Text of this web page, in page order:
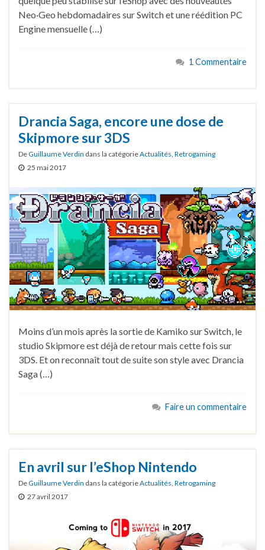
Neo·Geo hebdomadaires sur Switch et une réédition PC
Engine mensuelle (…)
1 Commentaire
Drancia Saga, encore une dose de
Skipmore sur 3DS
DeGuillaume Verdin dans la catégorieActualités, Retrogaming
25 mai 2017
Moins d’un mois après la sortie de Kamiko sur Switch, le
studio Skipmore est déjà de retour mais cette fois sur
3DS. Et on reconnaît tout de suite son style avec Drancia
Saga (…)
Faire un commentaire
En avril sur l’eShop Nintendo
DeGuillaume Verdin dans la catégorieActualités Retrogaming
27 avril 2017